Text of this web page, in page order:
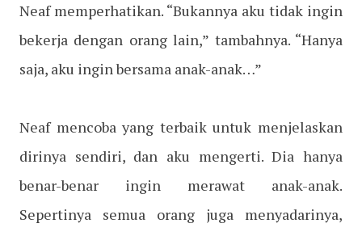
Neaf memperhatikan. “Bukannya aku tidak ingin
bekerja dengan orang lain,” tambahnya. “Hanya
saja, aku ingin bersama anak-anak…”
Neaf mencoba yang terbaik untuk menjelaskan
dirinya sendiri, dan aku mengerti. Dia hanya
benar-benar ingin merawat anak-anak.
Sepertinya semua orang juga menyadarinya,